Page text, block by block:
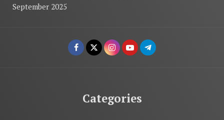
September 2025
Categories